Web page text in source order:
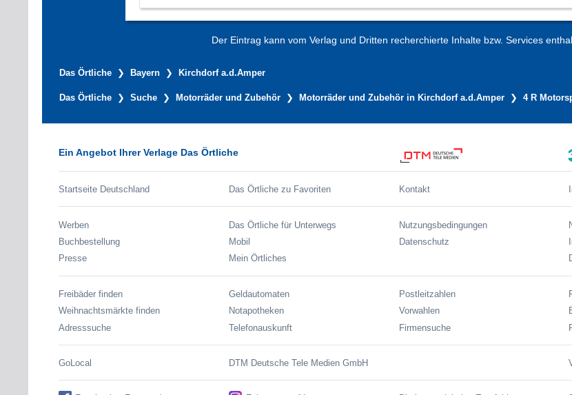
Der Eintrag kann vom Verlag und Dritten recherchierte Inhalte bzw. Services
Das Örtliche Bayern Kirchdorf a.d.Amper
Das Örtliche Suche Motorräder und Zubehör Motorräder und Zubehör in Kirchdorf a.d.Amper 4 R
Ein Angebot Ihrer Verlage Das Örtliche
Startseite Deutschland Das Örtliche zu Favoriten Kontakt
Werben
Buchbestellung
Presse
Das Örtliche für Unterwegs
Mobil
Mein Örtliches
Nutzungsbedingungen
Datenschutz
Freibäder finden
Weihnachtsmärkte finden
Adresssuche
Geldautomaten
Notapotheken
Telefonauskunft
Postleitzahlen
Vorwahlen
Firmensuche
GoLocal DTM Deutsche Tele Medien GmbH